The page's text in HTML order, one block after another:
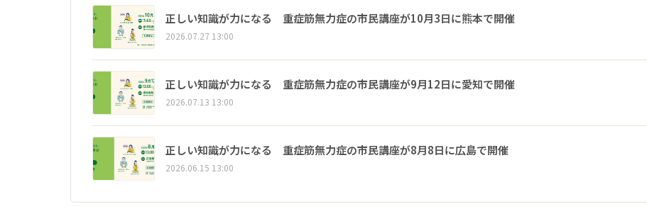
正しい知識が力になる 重症筋無力症の市民講座が10月3日に熊本で開催
2026.07.27 13:00
正しい知識が力になる 重症筋無力症の市民講座が9月12日に愛知で開催
2026.07.13 13:00
正しい知識が力になる 重症筋無力症の市民講座が8月8日に広島で開催
2026.06.15 13:00